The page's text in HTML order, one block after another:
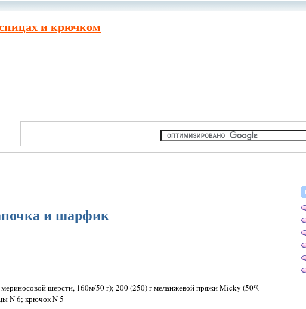
и крючком
и шарфик
шерсти, 160м/50 г); 200 (250) г меланжевой пряжи Micky (50%
N 6; крючок N 5